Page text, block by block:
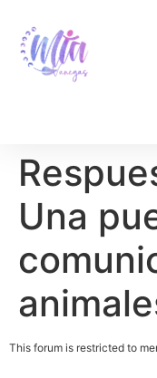
Una
This forum is restricted to